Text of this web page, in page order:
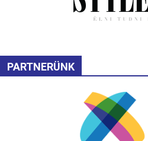
PARTNERÜNK